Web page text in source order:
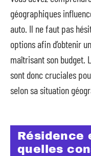
géographiques
auto. Il ne faut pas
options afin d’obtenir
maîtrisant son budget.
sont donc cruciales
selon sa situation
Résidence
quelles